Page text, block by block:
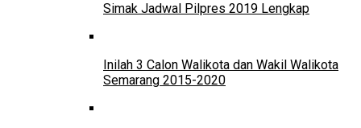
Simak Jadwal Pilpres 2019 Lengkap
Inilah 3 Calon Walikota dan Wakil Walikota
Semarang 2015-2020